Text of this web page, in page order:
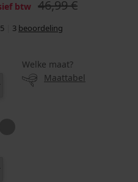
btw 46,99 €
5 3 beoordeling
Welke maat?
Maattabel